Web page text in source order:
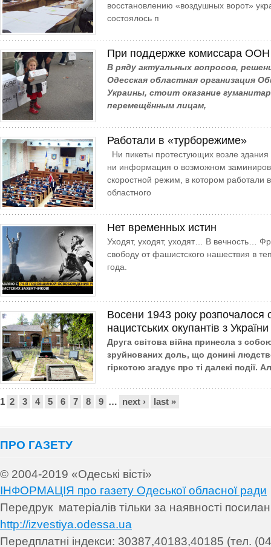
восстановлению «воздушных ворот»
состоялось п
При поддержке комиссара ООН
В ряду актуальных вопросов,
Одесская областная организация
Украины, стоит оказание
перемещённым лицам,
Работали в «турборежиме»
Ни пикеты протестующих возле здания
ни информация о возможном
скоростной режим, в котором работали
областного
Нет временных истин
Уходят, уходят, уходят… В вечность…
свободу от фашистского нашествия в
года.
Восени 1943 року розпочалося
нацистських окупантів з України
Друга світова війна принесла з
зруйнованих доль, що донині
гіркотою згадує про ті далекі події.
Сторінки
1 2 3 4 5 6 7 8 9 … next › last »
ПРО ГАЗЕТУ
© 2004-2019 «Одеські вісті»
ІНФОРМАЦІЯ про газету Одеської обласної ради
Передрук матеріалів тільки за наявності
http://izvestiya.odessa.ua
Передплатні індекси: 30387,40183,40185 (тел.